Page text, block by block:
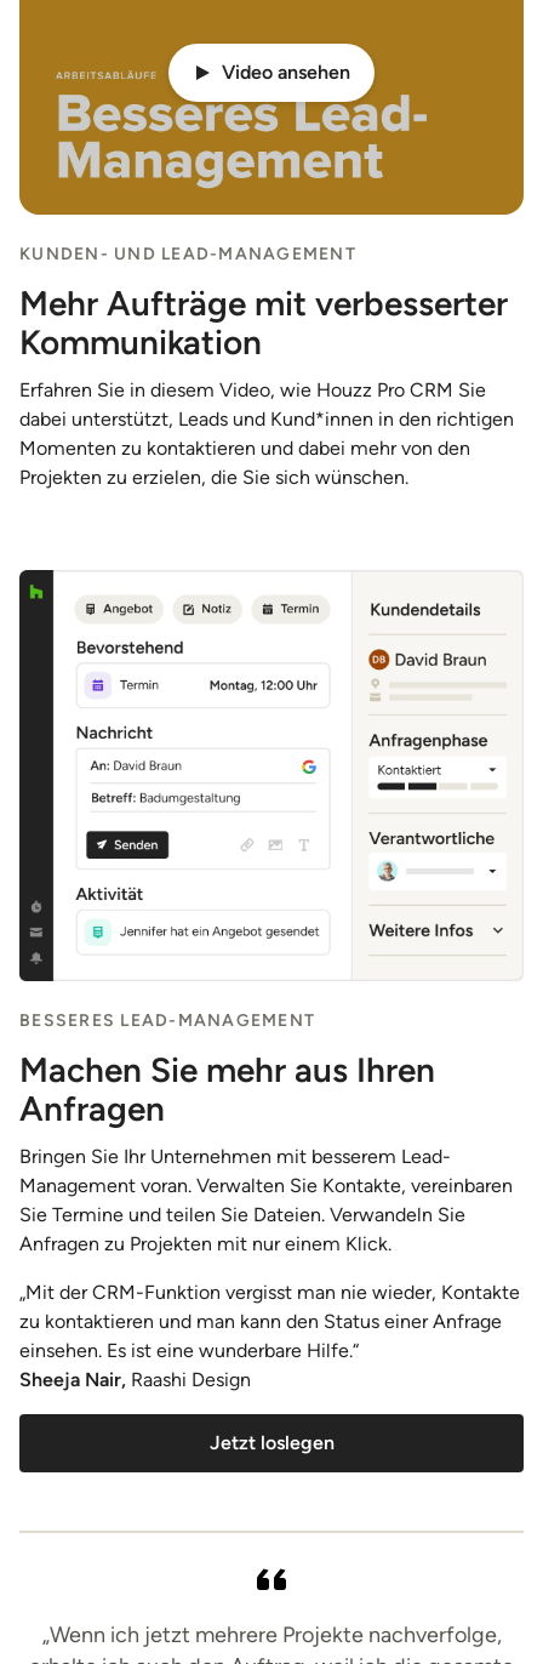
Video ansehen
KUNDEN- UND LEAD-MANAGEMENT
Mehr Aufträge mit verbesserter
Kommunikation
Erfahren Sie in diesem Video, wie Houzz Pro CRM Sie
dabei unterstützt, Leads und Kund*innen in den richtigen
Momenten zu kontaktieren und dabei mehr von den
Projekten zu erzielen, die Sie sich wünschen.
BESSERES LEAD-MANAGEMENT
Machen Sie mehr aus Ihren
Anfragen
Bringen Sie Ihr Unternehmen mit besserem Lead-
Management voran. Verwalten Sie Kontakte, vereinbaren
Sie Termine und teilen Sie Dateien. Verwandeln Sie
Anfragen zu Projekten mit nur einem Klick.
„Mit der CRM-Funktion vergisst man nie wieder, Kontakte
zu kontaktieren und man kann den Status einer Anfrage
einsehen. Es ist eine wunderbare Hilfe.“
Sheeja Nair, Raashi Design
Jetzt loslegen
„Wenn ich jetzt mehrere Projekte nachverfolge,